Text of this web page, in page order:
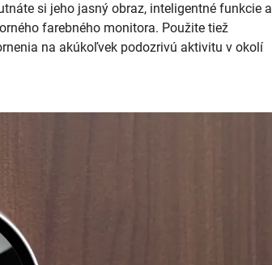
si jeho jasný obraz, inteligentné funkcie a
farebného monitora. Použite tiež
na akúkoľvek podozrivú aktivitu v okolí